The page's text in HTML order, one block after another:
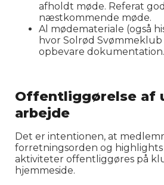
afholdt møde. Referat
næstkommende møde.
Al mødemateriale (også
hvor Solrød
opbevare dokumentation.
Offentliggørelse af
arbejde
Det er intentionen, at
forretningsorden og highlights
aktiviteter offentliggøres på
hjemmeside.